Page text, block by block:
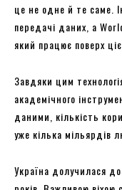
це не одне й те саме.
передачі даних, а
який працює поверх
Завдяки цим
академічного
даними, кількість
уже кілька мільярдів
Україна долучилася